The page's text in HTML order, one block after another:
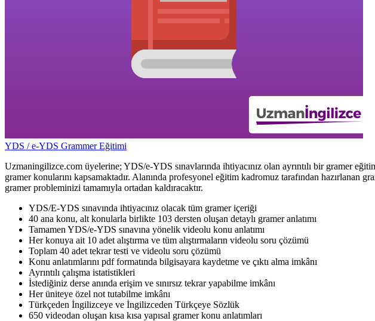
YDS / e-YDS Grammer Eğitimi
Uzmaningilizce.com üyelerine; YDS/e-YDS sınavlarında ihtiyacınız olan ayrıntılı bir gramer
gramer konularını kapsamaktadır. Alanında profesyonel eğitim kadromuz tarafından hazırlanan
gramer probleminizi tamamıyla ortadan kaldıracaktır.
YDS/E-YDS sınavında ihtiyacınız olacak tüm gramer içeriği
40 ana konu, alt konularla birlikte 103 dersten oluşan detaylı gramer anlatımı
Tamamen YDS/e-YDS sınavına yönelik videolu konu anlatımı
Her konuya ait 10 adet alıştırma ve tüm alıştırmaların videolu soru çözümü
Toplam 40 adet tekrar testi ve videolu soru çözümü
Konu anlatımlarını pdf formatında bilgisayara kaydetme ve çıktı alma imkânı
Ayrıntılı çalışma istatistikleri
İstediğiniz derse anında erişim ve sınırsız tekrar yapabilme imkânı
Her üniteye özel not tutabilme imkânı
Türkçeden İngilizceye ve İngilizceden Türkçeye Sözlük
650 videodan oluşan kısa kısa yapısal gramer konu anlatımları